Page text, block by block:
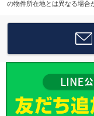
の物件所在地とは異なる場合